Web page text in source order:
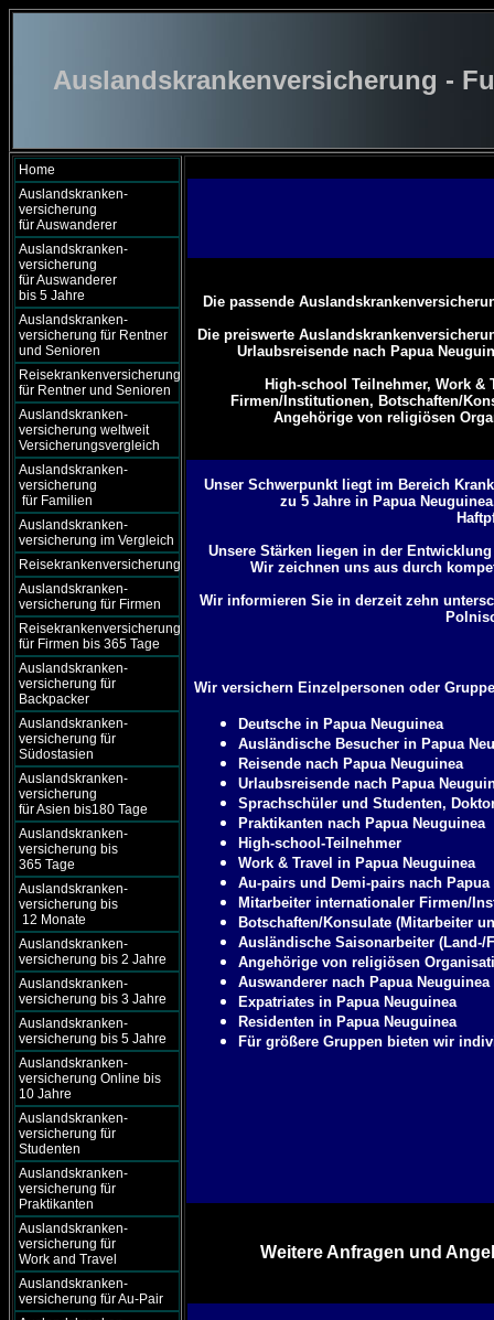
Auslandskrankenversicherung -
Home
Auslandskranken-
versicherung
für Auswanderer
Auslandskranken-
versicherung
für Auswanderer
bis 5 Jahre
Auslandskranken-
versicherung für Rentner
und Senioren
Reisekrankenversicherung
für Rentner und Senioren
Auslandskranken-
versicherung weltweit
Versicherungsvergleich
Auslandskranken-
versicherung
für Familien
Auslandskranken-
versicherung im Vergleich
Reisekrankenversicherung
Auslandskranken-
versicherung für Firmen
Reisekrankenversicherung
für Firmen bis 365 Tage
Auslandskranken-
versicherung für
Backpacker
Auslandskranken-
versicherung für
Südostasien
Auslandskranken-
versicherung
für Asien bis180 Tage
Auslandskranken-
versicherung bis
365 Tage
Auslandskranken-
versicherung bis
12 Monate
Auslandskranken-
versicherung bis 2 Jahre
Auslandskranken-
versicherung bis 3 Jahre
Auslandskranken-
versicherung bis 5 Jahre
Auslandskranken-
versicherung Online bis
10 Jahre
Auslandskranken-
versicherung für
Studenten
Auslandskranken-
versicherung für
Praktikanten
Auslandskranken-
versicherung für
Work and Travel
Auslandskranken-
versicherung für Au-Pair
Die passende
Die preiswerte
Urlaubsreisende nach Papua
High-school Teilnehmer, Work &
Firmen/Institutionen, Botschaften/
Angehörige von religiösen
Unser Schwerpunkt liegt im Bereich
zu 5 Jahre in Papua
Unsere Stärken liegen in der
Wir zeichnen uns aus durch
Wir informieren Sie in derzeit zehn
Wir versichern Einzelpersonen oder
Deutsche in Papua Neuguinea
Ausländische Besucher in Papua
Reisende nach Papua Neuguinea
Urlaubsreisende nach Papua
Sprachschüler und Studenten,
Praktikanten nach Papua Neuguinea
High-school-Teilnehmer
Work & Travel in Papua Neuguinea
Au-pairs und Demi-pairs nach Papua
Mitarbeiter internationaler Firmen/
Botschaften/Konsulate (Mitarbeiter
Ausländische Saisonarbeiter (Land-/
Angehörige von religiösen
Auswanderer nach Papua Neuguinea
Expatriates in Papua Neuguinea
Residenten in Papua Neuguinea
Für größere Gruppen bieten wir
Weitere Anfragen und